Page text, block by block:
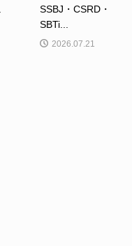
SSBJ・CSRD・
SBTi...
2026.07.21